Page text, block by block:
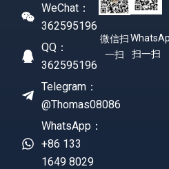
WeChat：
362595196
QQ：
362595196
Telegram：
@Thomas08086
WhatsApp：
+86 133
1649 8029
微信扫
一扫
扫一扫